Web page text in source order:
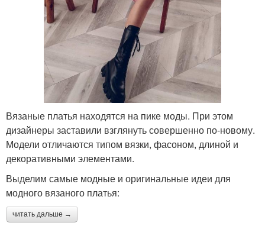
Вязаные платья находятся на пике моды. При этом
дизайнеры заставили взглянуть совершенно по-новому.
Модели отличаются типом вязки, фасоном, длиной и
декоративными элементами.
Выделим самые модные и оригинальные идеи для
модного вязаного платья:
читать дальше →